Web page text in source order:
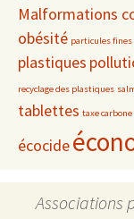
Malformations
obésité particules fines
plastiques
recyclage des plastiques
tablettes taxe carbone
écocide
Associations